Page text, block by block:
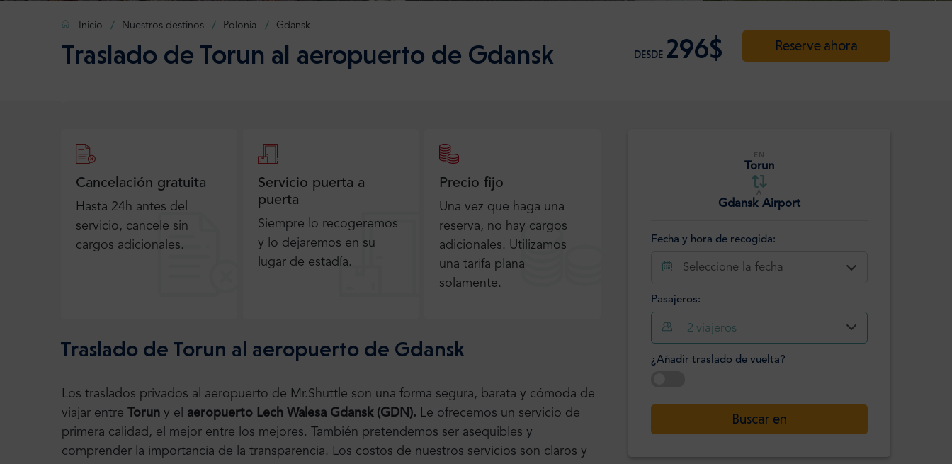
Inicio Nuestros destinos Polonia Gdansk
Traslado de Torun al aeropuerto de Gdansk DESDE 296$ Reserve ahora
EN
Torun
A
Gdansk Airport
Fecha y hora de recogida:
Seleccione la fecha
Hora
: Confirme
Pasajeros:
2 viajeros
¿Añadir traslado de vuelta?
Buscar en
Cancelación gratuita
Hasta 24h antes del
servicio, cancele sin
cargos adicionales.
Servicio puerta a
puerta
Siempre lo recogeremos
y lo dejaremos en su
lugar de estadía.
Precio fijo
Una vez que haga una
reserva, no hay cargos
adicionales. Utilizamos
una tarifa plana
solamente.
Traslado de Torun al aeropuerto de Gdansk
Los traslados privados al aeropuerto de Mr.Shuttle son una forma segura, barata y cómoda de
viajar entre Torun y el aeropuerto Lech Walesa Gdansk (GDN). Le ofrecemos un servicio de
primera calidad, el mejor entre los mejores. También pretendemos ser asequibles y
comprender la importancia de la transparencia. Los costos de nuestros servicios son claros y